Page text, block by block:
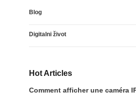
Blog
Digitalni život
Hot Articles
Comment afficher une caméra